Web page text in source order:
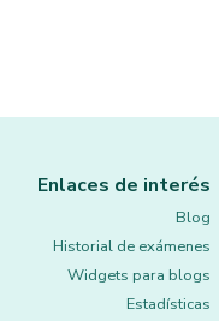
Enlaces de interés
Blog
Historial de exámenes
Widgets para blogs
Estadísticas